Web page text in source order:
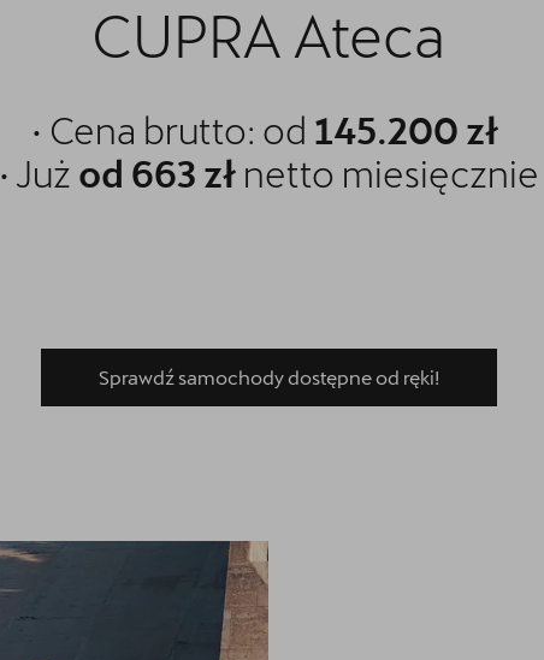
CUPRA Ateca
• Cena brutto: od 145.200 zł
• Już od 663 złnetto miesięcznie
Sprawdź samochody dostępne od ręki!